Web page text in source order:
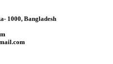
শিল্পে রূপান্তরের উদ্যোগ
৮৬০, মৃত্যু ৬
1000, Bangladesh